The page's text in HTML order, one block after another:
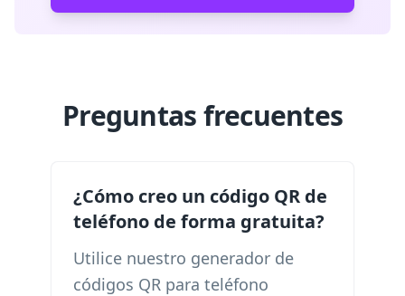
Preguntas frecuentes
¿Cómo creo un código QR de
teléfono de forma gratuita?
Utilice nuestro generador de
códigos QR para teléfono